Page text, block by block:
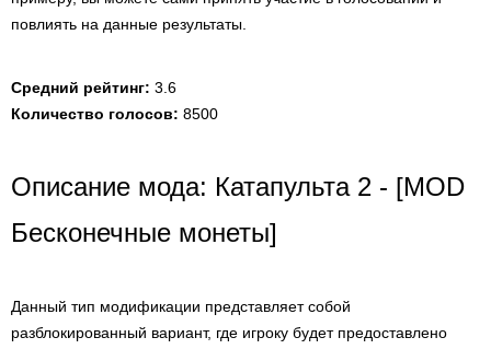
повлиять на данные результаты.
Средний рейтинг: 3.6
Количество голосов: 8500
Описание мода: Катапульта 2 - [MOD
Бесконечные монеты]
Данный тип модификации представляет собой
разблокированный вариант, где игроку будет предоставлено